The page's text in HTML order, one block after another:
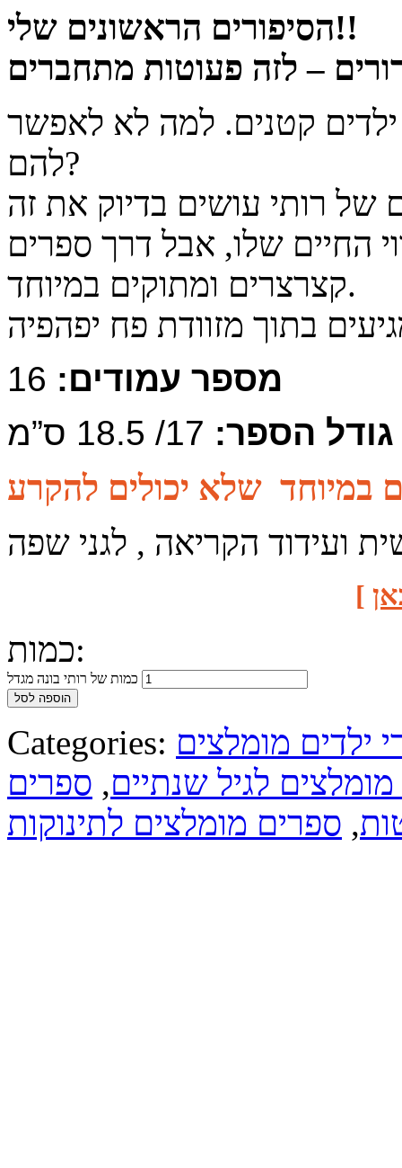
הסיפורים הראשונים שלי!!
ילדים קטנים. למה לא לאפשר
להם?
החיים שלו, אבל דרך ספרים
קצרצרים ומתוקים במיוחד.
מספר עמודים:
גודל הספר: 17/ 18.5 ס”מ
ועידוד הקריאה , לגני שפה
]
כמות:
כמות של רותי בונה מגדל
הוספה לסל
Categories: ילדים מומלצים
לגיל שנתיים, ספרים
, ספרים מומלצים לתינוקות